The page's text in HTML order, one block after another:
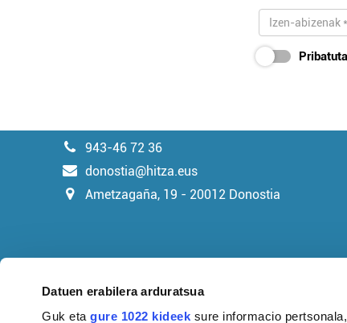
Datuen erabilera arduratsua
Guk etagure 1022 kideek sure informacio
943-46 72 36
donostia@hitza.eus
Ametzagaña, 19 - 20012 Donostia